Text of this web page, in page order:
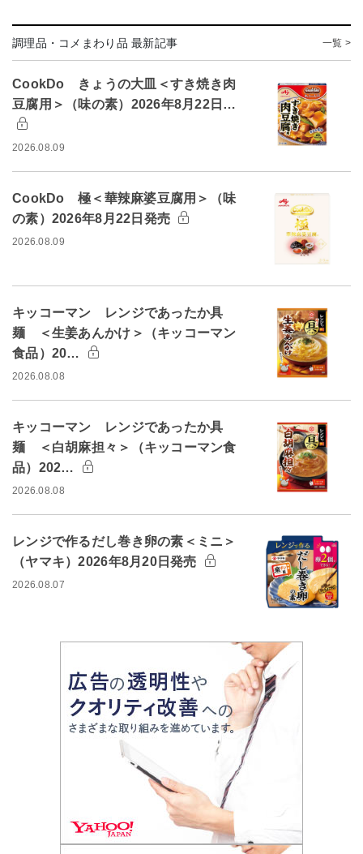
調理品・コメまわり品 最新記事 一覧 >
CookDo きょうの大皿＜すき焼き肉
豆腐用＞（味の素）2026年8月22日…
2026.08.09
CookDo 極＜華辣麻婆豆腐用＞（味
の素）2026年8月22日発売
2026.08.09
キッコーマン レンジであったか具
麺 ＜生姜あんかけ＞（キッコーマン
食品）20…
2026.08.08
キッコーマン レンジであったか具
麺 ＜白胡麻担々＞（キッコーマン食
品）202…
2026.08.08
レンジで作るだし巻き卵の素＜ミニ＞
（ヤマキ）2026年8月20日発売
2026.08.07